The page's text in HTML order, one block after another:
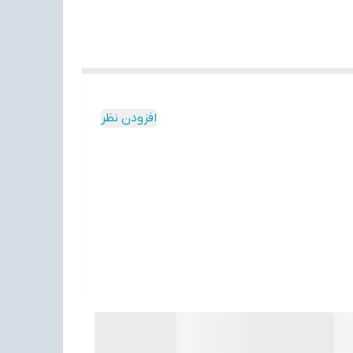
افزودن نظر